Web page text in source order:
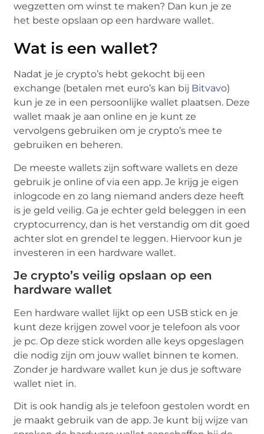
wegzetten om winst te maken? Dan kun je ze
het beste opslaan op een hardware wallet.
Wat is een wallet?
Nadat je je crypto’s hebt gekocht bij een
exchange (betalen met euro’s kan bij Bitvavo)
kun je ze in een persoonlijke wallet plaatsen. Deze
wallet maak je aan online en je kunt ze
vervolgens gebruiken om je crypto’s mee te
gebruiken en beheren.
De meeste wallets zijn software wallets en deze
gebruik je online of via een app. Je krijg je eigen
inlogcode en zo lang niemand anders deze heeft
is je geld veilig. Ga je echter geld beleggen in een
cryptocurrency, dan is het verstandig om dit goed
achter slot en grendel te leggen. Hiervoor kun je
investeren in een hardware wallet.
Je crypto’s veilig opslaan op een
hardware wallet
Een hardware wallet lijkt op een USB stick en je
kunt deze krijgen zowel voor je telefoon als voor
je pc. Op deze stick worden alle keys opgeslagen
die nodig zijn om jouw wallet binnen te komen.
Zonder je hardware wallet kun je dus je software
wallet niet in.
Dit is ook handig als je telefoon gestolen wordt en
je maakt gebruik van de app. Je kunt bij wijze van